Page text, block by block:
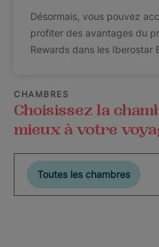
Désormais, vous pouvez
profiter des avantages du
Rewards dans les Iberostar
CHAMBRES
Choisissez la
mieux à votre
Toutes les chambres